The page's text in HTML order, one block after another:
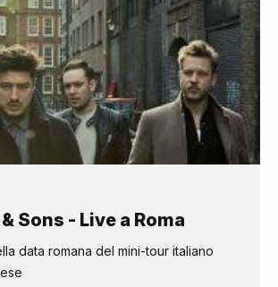
Sons - Live a Roma
data romana del mini-tour italiano